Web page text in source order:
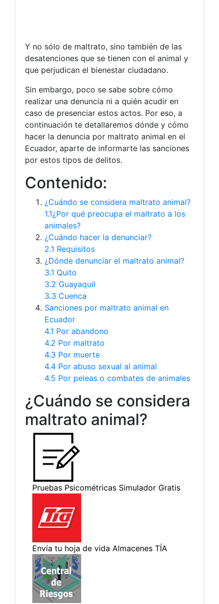
Y no sólo de maltrato, sino también de las
desatenciones que se tienen con el animal y
que perjudican el bienestar ciudadano.
Sin embargo, poco se sabe sobre cómo
realizar una denuncia ni a quién acudir en
caso de presenciar estos actos. Por eso, a
continuación te detallaremos dónde y cómo
hacer la denuncia por maltrato animal en el
Ecuador, aparte de informarte las sanciones
por estos tipos de delitos.
Contenido:
¿Cuándo se considera maltrato animal?
1.1¿Por qué preocupa el maltrato a los
animales?
¿Cuándo hacer la denunciar?
2.1 Requisitos
¿Dónde denunciar el maltrato animal?
3.1 Quito
3.2 Guayaquil
3.3 Cuenca
Sanciones por maltrato animal en
Ecuador
4.1 Por abandono
4.2 Por maltrato
4.3 Por muerte
4.4 Por abuso sexual al animal
4.5 Por peleas o combates de animales
¿Cuándo se considera
maltrato animal?